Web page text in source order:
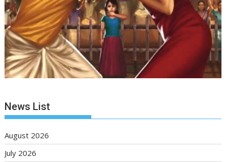
News List
August 2026
July 2026